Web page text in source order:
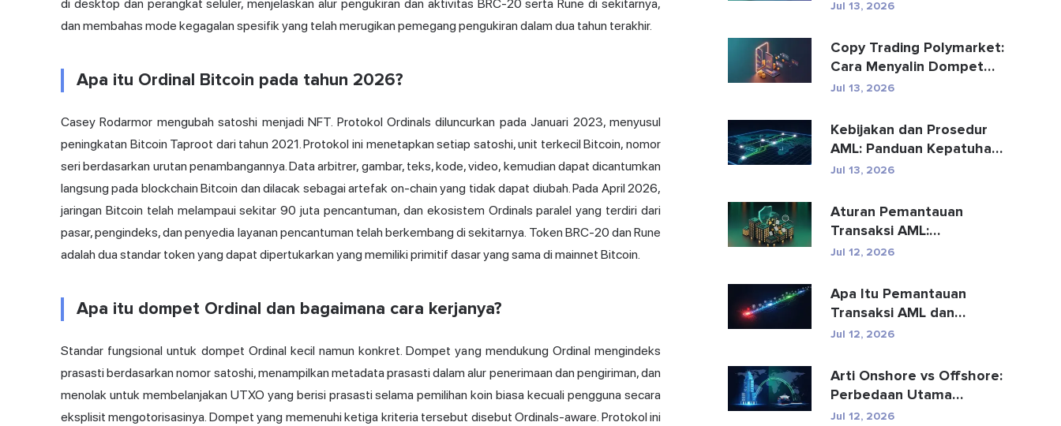
di desktop dan perangkat seluler, menjelaskan alur pengukiran dan aktivitas BRC-20 serta Rune di sekitarnya,
dan membahas mode kegagalan spesifik yang telah merugikan pemegang pengukiran dalam dua tahun terakhir.
Apa itu Ordinal Bitcoin pada tahun 2026?
Casey Rodarmor mengubah satoshi menjadi NFT. Protokol Ordinals diluncurkan pada Januari 2023, menyusul
peningkatan Bitcoin Taproot dari tahun 2021. Protokol ini menetapkan setiap satoshi, unit terkecil Bitcoin, nomor
seri berdasarkan urutan penambangannya. Data arbitrer, gambar, teks, kode, video, kemudian dapat dicantumkan
langsung pada blockchain Bitcoin dan dilacak sebagai artefak on-chain yang tidak dapat diubah. Pada April 2026,
jaringan Bitcoin telah melampaui sekitar 90 juta pencantuman, dan ekosistem Ordinals paralel yang terdiri dari
pasar, pengindeks, dan penyedia layanan pencantuman telah berkembang di sekitarnya. Token BRC-20 dan Rune
adalah dua standar token yang dapat dipertukarkan yang memiliki primitif dasar yang sama di mainnet Bitcoin.
Apa itu dompet Ordinal dan bagaimana cara kerjanya?
Standar fungsional untuk dompet Ordinal kecil namun konkret. Dompet yang mendukung Ordinal mengindeks
prasasti berdasarkan nomor satoshi, menampilkan metadata prasasti dalam alur penerimaan dan pengiriman, dan
menolak untuk membelanjakan UTXO yang berisi prasasti selama pemilihan koin biasa kecuali pengguna secara
eksplisit mengotorisasinya. Dompet yang memenuhi ketiga kriteria tersebut disebut Ordinals-aware. Protokol ini
Jul 13, 2026
Copy Trading Polymarket:
Cara Menyalin Dompet
Teratas dengan Aman
Jul 13, 2026
Kebijakan dan Prosedur
AML: Panduan Kepatuhan
Lengkap
Jul 13, 2026
Aturan Pemantauan
Transaksi AML:
Bagaimana Aturan
Jul 12, 2026
Apa Itu Pemantauan
Transaksi AML dan
Bagaimana Cara
Jul 12, 2026
Arti Onshore vs Offshore:
Perbedaan Utama
Dijelaskan
Jul 12, 2026